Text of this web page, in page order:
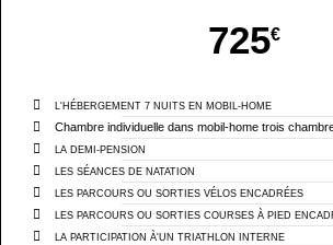
725€
L'HÉBERGEMENT 7 NUITS EN MOBIL-HOME
Chambre individuelle dans mobil-home trois
LA DEMI-PENSION
LES SÉANCES DE NATATION
LES PARCOURS OU SORTIES VÉLOS ENCADRÉES
LES PARCOURS OU SORTIES COURSES À PIED
LA PARTICIPATION À'UN TRIATHLON INTERNE